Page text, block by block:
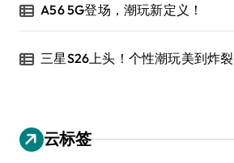
A56 5G登场，潮玩新定义！
三星S26上头！个性潮玩美到炸裂
云标签